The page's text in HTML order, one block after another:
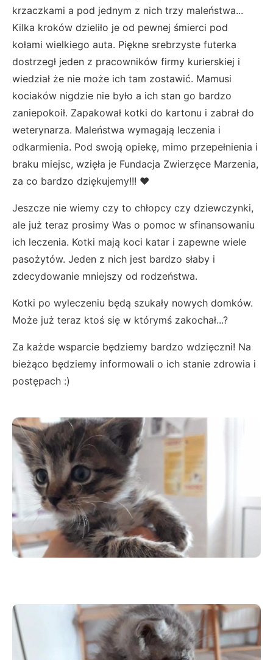
krzaczkami a pod jednym z nich trzy maleństwa...
Kilka kroków dzieliło je od pewnej śmierci pod
kołami wielkiego auta. Piękne srebrzyste futerka
dostrzegł jeden z pracowników firmy kurierskiej i
wiedział że nie może ich tam zostawić. Mamusi
kociaków nigdzie nie było a ich stan go bardzo
zaniepokoił. Zapakował kotki do kartonu i zabrał do
weterynarza. Maleństwa wymagają leczenia i
odkarmienia. Pod swoją opiekę, mimo przepełnienia i
braku miejsc, wzięła je Fundacja Zwierzęce Marzenia,
za co bardzo dziękujemy!!! ♥️
Jeszcze nie wiemy czy to chłopcy czy dziewczynki,
ale już teraz prosimy Was o pomoc w sfinansowaniu
ich leczenia. Kotki mają koci katar i zapewne wiele
pasożytów. Jeden z nich jest bardzo słaby i
zdecydowanie mniejszy od rodzeństwa.
Kotki po wyleczeniu będą szukały nowych domków.
Może już teraz ktoś się w którymś zakochał...?
Za każde wsparcie będziemy bardzo wdzięczni! Na
bieżąco będziemy informowali o ich stanie zdrowia i
postępach :)